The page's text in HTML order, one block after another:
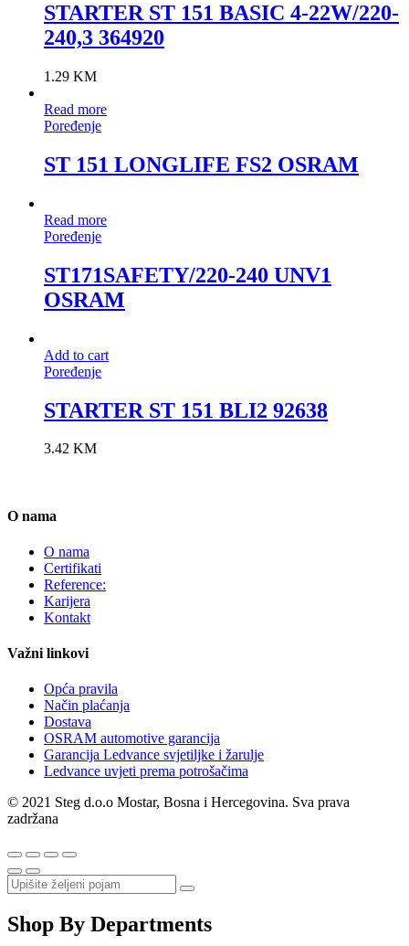
STARTER ST 151 BASIC 4-22W/220-
240,3 364920
1.29 KM
Read more
Poređenje
ST 151 LONGLIFE FS2 OSRAM
Read more
Poređenje
ST171SAFETY/220-240 UNV1
OSRAM
Add to cart
Poređenje
STARTER ST 151 BLI2 92638
3.42 KM
O nama
O nama
Certifikati
Reference:
Karijera
Kontakt
Važni linkovi
Opća pravila
Način plaćanja
Dostava
OSRAM automotive garancija
Garancija Ledvance svjetiljke i žarulje
Ledvance uvjeti prema potrošačima
© 2021 Steg d.o.o Mostar, Bosna i Hercegovina. Sva prava
zadržana
Shop By Departments